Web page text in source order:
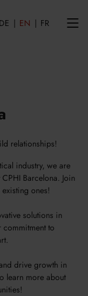
DE EN FR
relationships!
industry, we are
Barcelona. Join
ones!
solutions in
to
drive growth in
learn more about